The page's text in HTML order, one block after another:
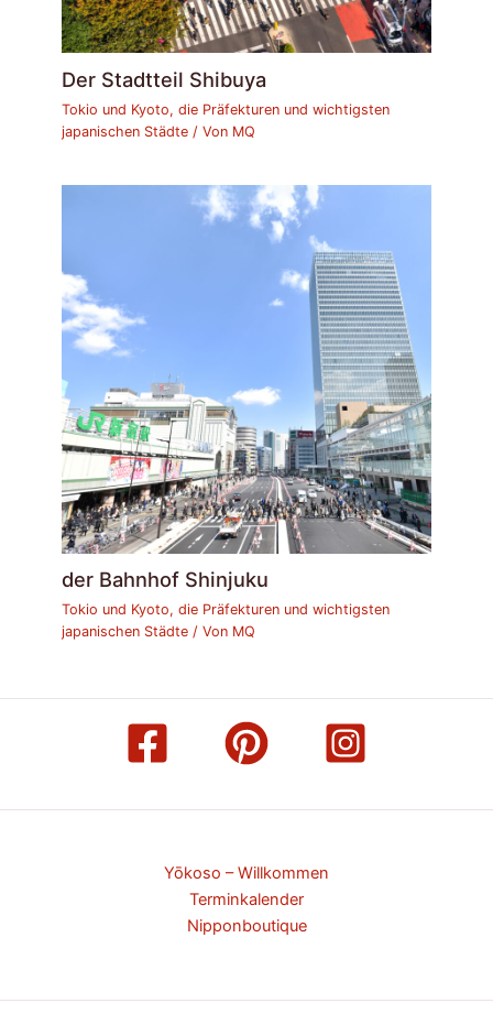
Der Stadtteil Shibuya
Tokio und Kyoto, die Präfekturen und wichtigsten
japanischen Städte / Von MQ
der Bahnhof Shinjuku
Tokio und Kyoto, die Präfekturen und wichtigsten
japanischen Städte / Von MQ
Yōkoso – Willkommen
Terminkalender
Nipponboutique